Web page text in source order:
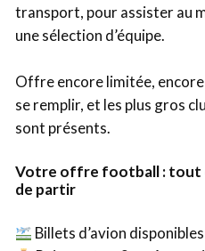
transport, pour assister au
une sélection d’équipe.
Offre encore limitée, encore
se remplir, et les plus gros
sont présents.
Votre offre football : tout
de partir
Billets d’avion